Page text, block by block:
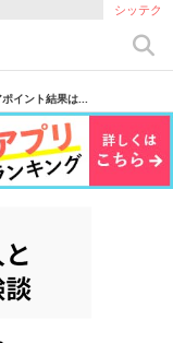
シッテク
イント結果は...